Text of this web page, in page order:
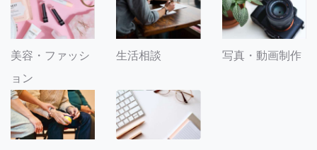
美容・ファッシ
ョン
生活相談 写真・動画制作